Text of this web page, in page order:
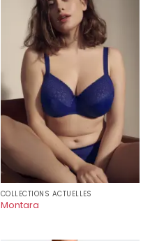
COLLECTIONS ACTUELLES
Montara